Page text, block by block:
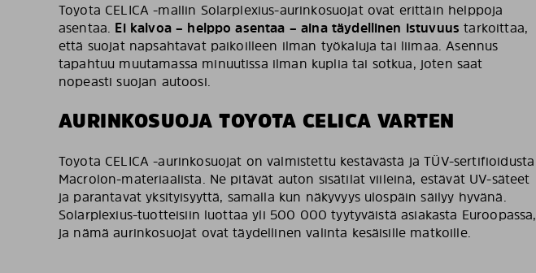
Toyota CELICA -mallin Solarplexius-aurinkosuojat ovat erittäin helppoja
asentaa. Ei kalvoa – helppo asentaa – aina täydellinen istuvuus tarkoittaa,
että suojat napsahtavat paikoilleen ilman työkaluja tai liimaa. Asennus
tapahtuu muutamassa minuutissa ilman kuplia tai sotkua, joten saat
nopeasti suojan autoosi.
AURINKOSUOJA TOYOTA CELICA VARTEN
Toyota CELICA -aurinkosuojat on valmistettu kestävästä ja TÜV-sertifioidusta
Macrolon-materiaalista. Ne pitävät auton sisätilat viileinä, estävät UV-säteet
ja parantavat yksityisyyttä, samalla kun näkyvyys ulospäin säilyy hyvänä.
Solarplexius-tuotteisiin luottaa yli 500 000 tyytyväistä asiakasta Euroopassa,
ja nämä aurinkosuojat ovat täydellinen valinta kesäisille matkoille.